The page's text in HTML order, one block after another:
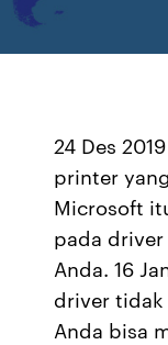
24 Des
printer
Microsoft
pada
Anda. 16
driver tidak
Anda bisa